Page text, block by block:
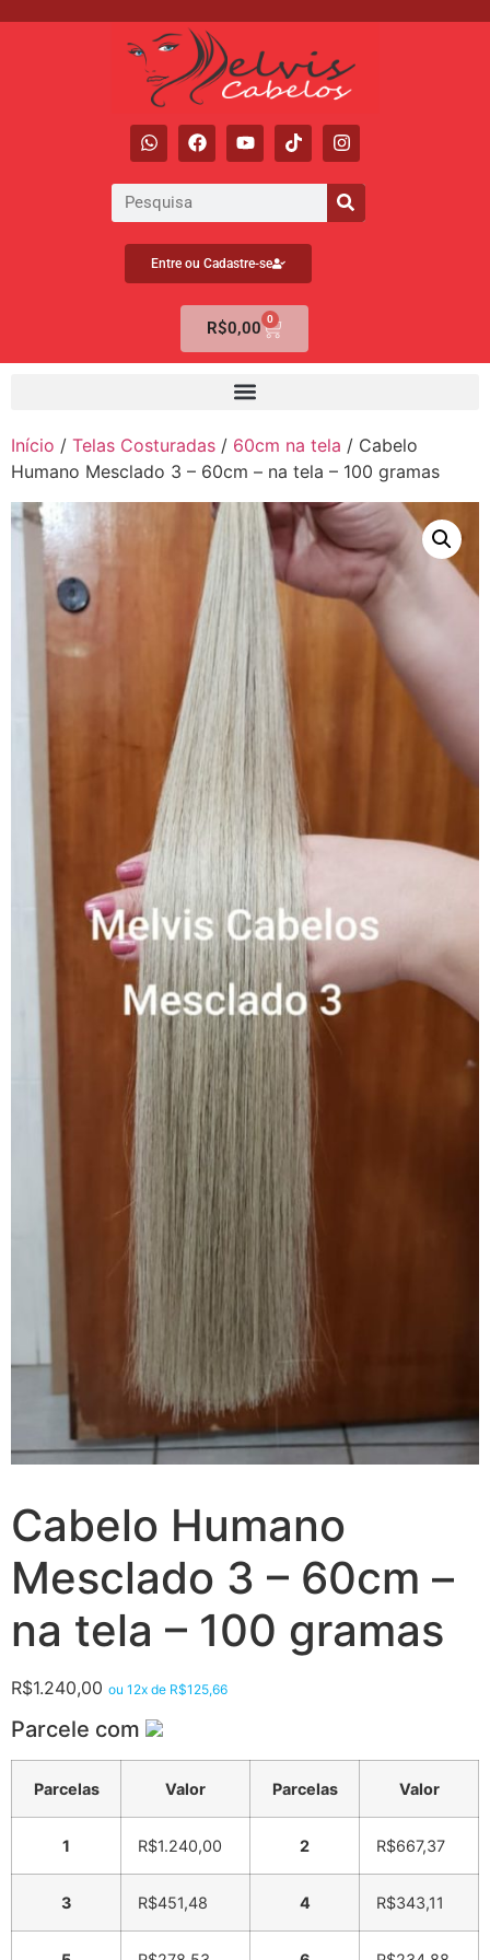
Entre ou Cadastre-se
R$0,00 0
Início / Telas Costuradas / 60cm na tela / Cabelo
Humano Mesclado 3 – 60cm – na tela – 100 gramas
Cabelo Humano
Mesclado 3 – 60cm –
na tela – 100 gramas
R$1.240,00 ou 12x de R$125,66
Parcele com
Parcelas Valor Parcelas Valor
1 R$1.240,00 2 R$667,37
3 R$451,48 4 R$343,11